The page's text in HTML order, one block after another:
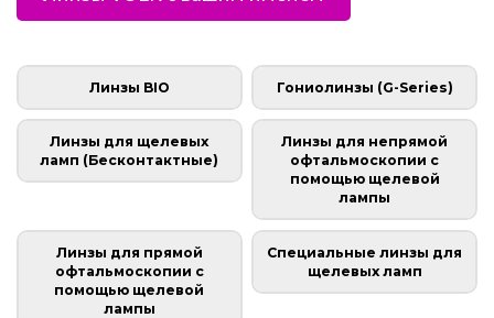
Линзы BIO Гониолинзы (G-Series)
Линзы для щелевых
ламп (Бесконтактные)
Линзы для непрямой
офтальмоскопии с
помощью щелевой
лампы
Линзы для прямой
офтальмоскопии с
помощью щелевой
лампы
Специальные линзы для
щелевых ламп